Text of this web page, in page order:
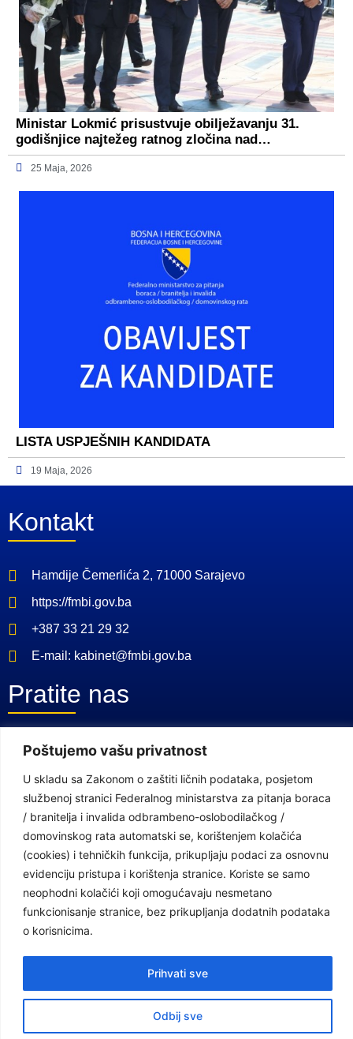
Poštujemo vašu privatnost
U skladu sa Zakonom o zaštiti ličnih podataka, posjetom
službenoj stranici Federalnog ministarstva za pitanja boraca
/ branitelja i invalida odbrambeno-oslobodilačkog /
domovinskog rata automatski se, korištenjem kolačića
(cookies) i tehničkih funkcija, prikupljaju podaci za osnovnu
evidenciju pristupa i korištenja stranice. Koriste se samo
neophodni kolačići koji omogućavaju nesmetano
funkcionisanje stranice, bez prikupljanja dodatnih podataka
o korisnicima.
Odbij sve
Prihvati sve
Ministar Lokmić prisustvuje obilježavanju 31.
godišnjice najtežeg ratnog zločina nad…
25 Maja, 2026
LISTA USPJEŠNIH KANDIDATA
19 Maja, 2026
Kontakt
Hamdije Čemerlića 2, 71000 Sarajevo
https://fmbi.gov.ba
+387 33 21 29 32
E-mail: kabinet@fmbi.gov.ba
Pratite nas
Facebook Stranica
Youtube Kanal
Linkovi
Vlada Federacije Bosne i Hercegovine
Federalno ministarstvo finansija
Federalni zavod za penzijsko i invalidsko osiguranje
Federalno ministarstvo za pitanja boraca /branitelja i invalida